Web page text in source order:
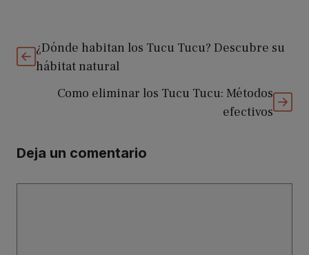
¿Dónde habitan los Tucu Tucu? Descubre su
hábitat natural
Como eliminar los Tucu Tucu: Métodos
efectivos
Deja un comentario